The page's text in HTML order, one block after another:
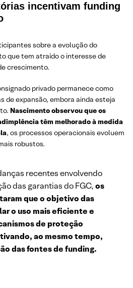
incentivam funding
sobre a evolução do
que tem atraído o interesse de
crescimento.
privado permanece como
de expansão, embora ainda esteja
Nascimento observou que os
têm melhorado à medida
, os processos operacionais evoluem
robustos.
recentes envolvendo
das garantias do FGC,os
que o objetivo das
o uso mais eficiente e
de proteção
ao mesmo tempo,
das fontes de funding.